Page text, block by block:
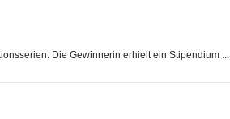
Die Gewinnerin erhielt ein Stipendium ...